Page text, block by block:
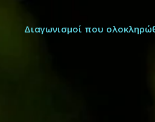
Διαγωνισμοί που